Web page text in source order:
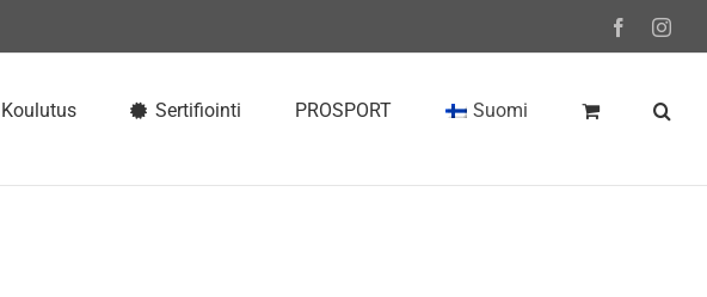
Facebook
Koulutus Sertifiointi PROSPORT Suomi